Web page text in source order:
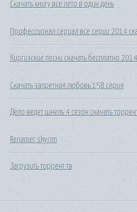
Скачать книгу все лето в один день
Профессионал сериал все серии 2014
Киргизские песни скачать бесплатно 2014
Скачать запретная любовь 158 серия
Дело ведет шнель 4 сезон скачать
Renamer skyrim
Загрузить торрент тв